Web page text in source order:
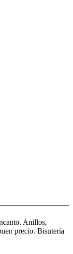
Anillos,
precio. Bisutería